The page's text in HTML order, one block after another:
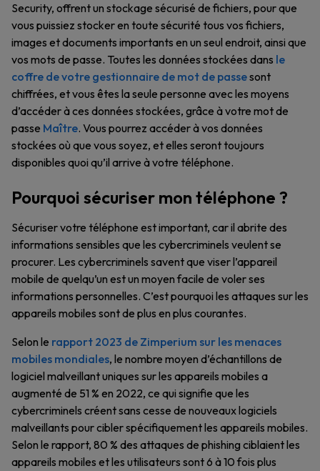
Security, offrent un stockage sécurisé de fichiers, pour que
vous puissiez stocker en toute sécurité tous vos fichiers,
images et documents importants en un seul endroit, ainsi que
vos mots de passe. Toutes les données stockées dans le
coffre de votre gestionnaire de mot de passesont
chiffrées, et vous êtes la seule personne avec les moyens
d’accéder à ces données stockées, grâce à votre mot de
passe Maître. Vous pourrez accéder à vos données
stockées où que vous soyez, et elles seront toujours
disponibles quoi qu’il arrive à votre téléphone.
Pourquoi sécuriser mon téléphone ?
Sécuriser votre téléphone est important, car il abrite des
informations sensibles que les cybercriminels veulent se
procurer. Les cybercriminels savent que viser l’appareil
mobile de quelqu’un est un moyen facile de voler ses
informations personnelles. C’est pourquoi les attaques sur les
appareils mobiles sont de plus en plus courantes.
Selon le rapport 2023 de Zimperium sur les menaces
mobiles mondiales, le nombre moyen d’échantillons de
logiciel malveillant uniques sur les appareils mobiles a
augmenté de 51 % en 2022, ce qui signifie que les
cybercriminels créent sans cesse de nouveaux logiciels
malveillants pour cibler spécifiquement les appareils mobiles.
Selon le rapport, 80 % des attaques de phishing ciblaient les
appareils mobiles et les utilisateurs sont 6 à 10 fois plus